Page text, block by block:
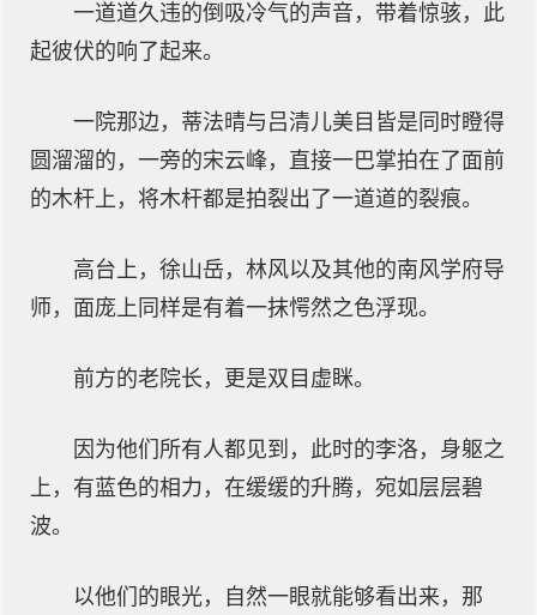
一道道久违的倒吸冷气的声音，带着惊骇，此
起彼伏的响了起来。
一院那边，蒂法晴与吕清儿美目皆是同时瞪得
圆溜溜的，一旁的宋云峰，直接一巴掌拍在了面前
的木杆上，将木杆都是拍裂出了一道道的裂痕。
高台上，徐山岳，林风以及其他的南风学府导
师，面庞上同样是有着一抹愕然之色浮现。
前方的老院长，更是双目虚眯。
因为他们所有人都见到，此时的李洛，身躯之
上，有蓝色的相力，在缓缓的升腾，宛如层层碧
波。
以他们的眼光，自然一眼就能够看出来，那